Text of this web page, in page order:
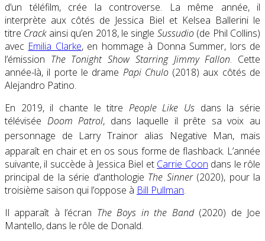
d’un téléfilm, crée la controverse. La même année, il
interprète aux côtés de Jessica Biel et Kelsea Ballerini le
titre Crackainsi qu’en 2018, le single Sussudio(de Phil Collins)
avec Emilia Clarke, en hommage à Donna Summer, lors de
l’émission The Tonight Show Starring Jimmy Fallon. Cette
année-là, il porte le drame Papi Chulo(2018) aux côtés de
Alejandro Patino.
En 2019, il chante le titre People Like Us dans la série
télévisée Doom Patrol, dans laquelle il prête sa voix au
personnage de Larry Trainor alias Negative Man, mais
apparaît en chair et en os sous forme deflashback. L’année
suivante, il succède à Jessica Biel et Carrie Coon dans le rôle
principal de la série d’anthologie The Sinner(2020), pour la
troisième saison qui l’oppose à Bill Pullman.
Il apparaît à l’écran The Boys in the Band(2020) de Joe
Mantello, dans le rôle de Donald.